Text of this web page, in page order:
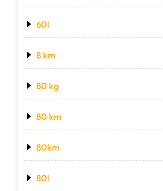
60l
8 km
80 kg
80 km
80km
80l